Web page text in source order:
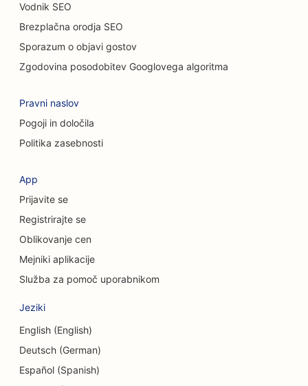
SEO za mačje kavarne
SEO za storitve kemičnega pilinga
SEO za trgovine z oblačili
SEO za kraniofacialne kirurge
SEO za kavarne
SEO za svetovalna podjetja
SEO za Delis
SEO za storitve dolžniškega svetovanja
SEO za plesne studie
SEO za storitve dermabrazije
SEO za vrtce
Vodnik SEO
Brezplačna orodja SEO
Sporazum o objavi gostov
Zgodovina posodobitev Googlovega algoritma
Pravni naslov
Pogoji in določila
Politika zasebnosti
App
Prijavite se
Registrirajte se
Oblikovanje cen
Mejniki aplikacije
Služba za pomoč uporabnikom
Jeziki
English (English)
Deutsch (German)
Español (Spanish)